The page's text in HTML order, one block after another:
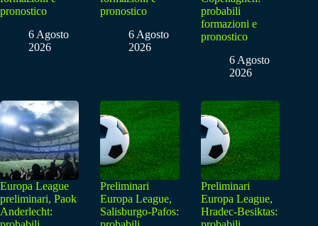
pronostico
6 Agosto
2026
pronostico
6 Agosto
2026
probabili
formazioni e
pronostico
6 Agosto
2026
Europa League
preliminari, Paok
Anderlecht:
Preliminari
Europa League,
Salisburgo-Pafos:
Preliminari
Europa League,
Hradec-Besiktas: